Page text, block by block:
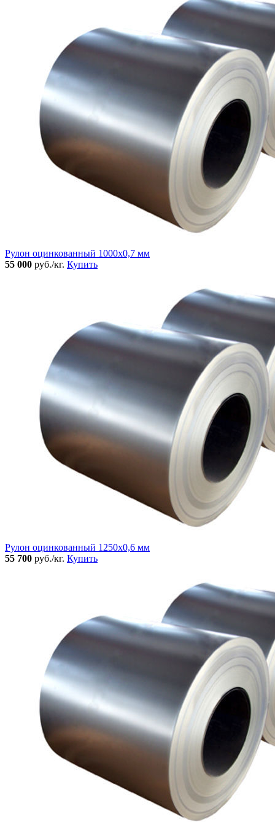
Рулон оцинкованный 1000х0,7 мм
55 000 руб./кг. Купить
Рулон оцинкованный 1250х0,6 мм
55 700 руб./кг. Купить